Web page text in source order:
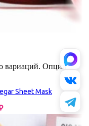
вариаций. Опции
Sheet Mask